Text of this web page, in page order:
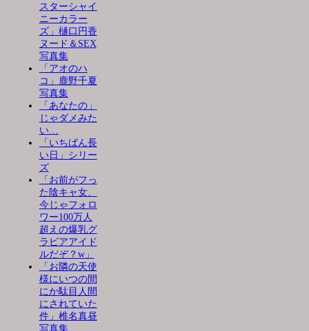
スターシャイ
ニーカラー
ズ」樋口円香
ヌード＆SEX
写真集
「アオのハ
コ」鹿野千夏
写真集
「あなたの」
じゃダメみた
い…
「いちばん長
い日」シリー
ズ
「お前がフっ
た陰キャ女、
今じゃフォロ
ワー100万人
超えの爆乳グ
ラビアアイド
ルだぞ？w」
「お隣の天使
様にいつの間
にか駄目人間
にされていた
件」椎名真昼
写真集